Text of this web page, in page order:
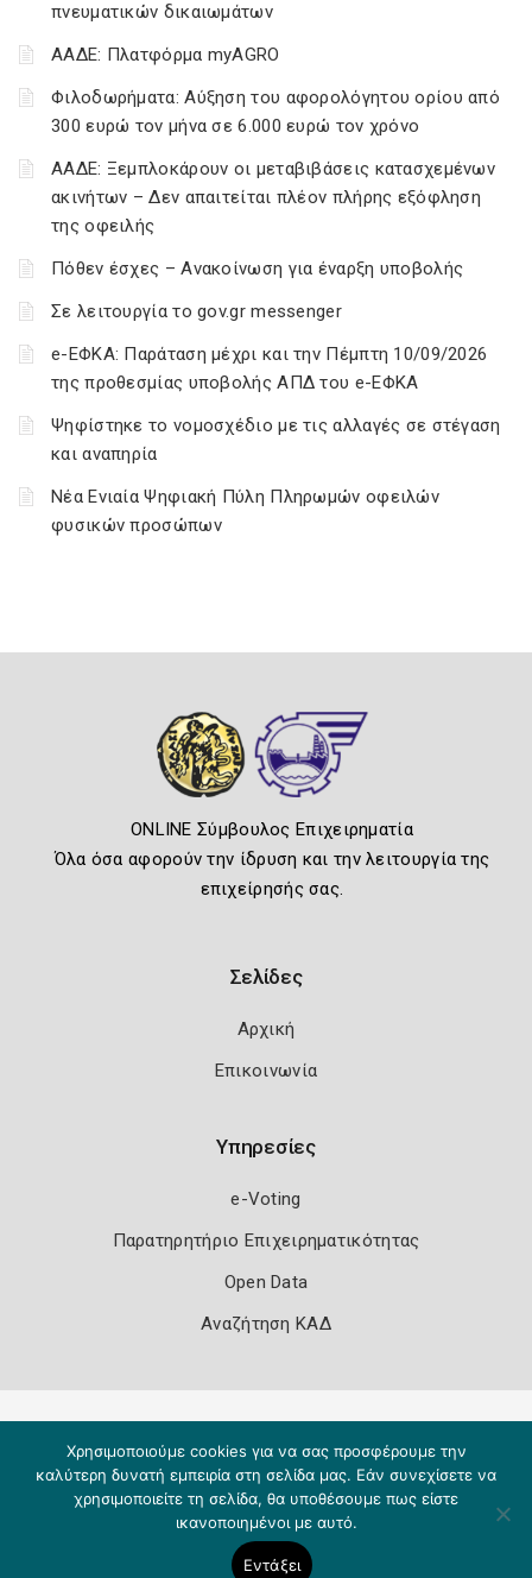
πνευματικών δικαιωμάτων
ΑΑΔΕ: Πλατφόρμα myAGRO
Φιλοδωρήματα: Αύξηση του αφορολόγητου ορίου από
300 ευρώ τον μήνα σε 6.000 ευρώ τον χρόνο
ΑΑΔΕ: Ξεμπλοκάρουν οι μεταβιβάσεις κατασχεμένων
ακινήτων – Δεν απαιτείται πλέον πλήρης εξόφληση
της οφειλής
Πόθεν έσχες – Ανακοίνωση για έναρξη υποβολής
Σε λειτουργία το gov.gr messenger
e-ΕΦΚΑ: Παράταση μέχρι και την Πέμπτη 10/09/2026
της προθεσμίας υποβολής ΑΠΔ του e-ΕΦΚΑ
Ψηφίστηκε το νομοσχέδιο με τις αλλαγές σε στέγαση
και αναπηρία
Νέα Ενιαία Ψηφιακή Πύλη Πληρωμών οφειλών
φυσικών προσώπων
ONLINE Σύμβουλος Επιχειρηματία
Όλα όσα αφορούν την ίδρυση και την λειτουργία της
επιχείρησής σας.
Σελίδες
Αρχική
Επικοινωνία
Υπηρεσίες
e-Voting
Παρατηρητήριο Επιχειρηματικότητας
Open Data
Αναζήτηση ΚΑΔ
Χρησιμοποιούμε cookies για να σας προσφέρουμε την
καλύτερη δυνατή εμπειρία στη σελίδα μας. Εάν συνεχίσετε να
χρησιμοποιείτε τη σελίδα, θα υποθέσουμε πως είστε
ικανοποιημένοι με αυτό.
Εντάξει
Copyright 2026 Knowledge A.E.